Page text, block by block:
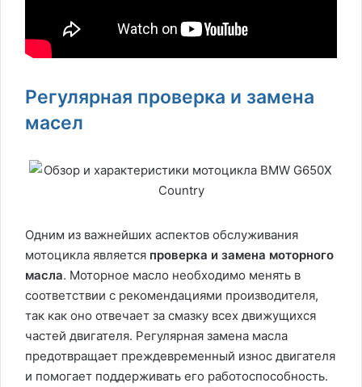
Регулярная проверка и замена
масел
Одним из важнейших аспектов обслуживания
мотоцикла является проверка и замена моторного
масла. Моторное масло необходимо менять в
соответствии с рекомендациями производителя,
так как оно отвечает за смазку всех движущихся
частей двигателя. Регулярная замена масла
предотвращает преждевременный износ двигателя
и помогает поддерживать его работоспособность.